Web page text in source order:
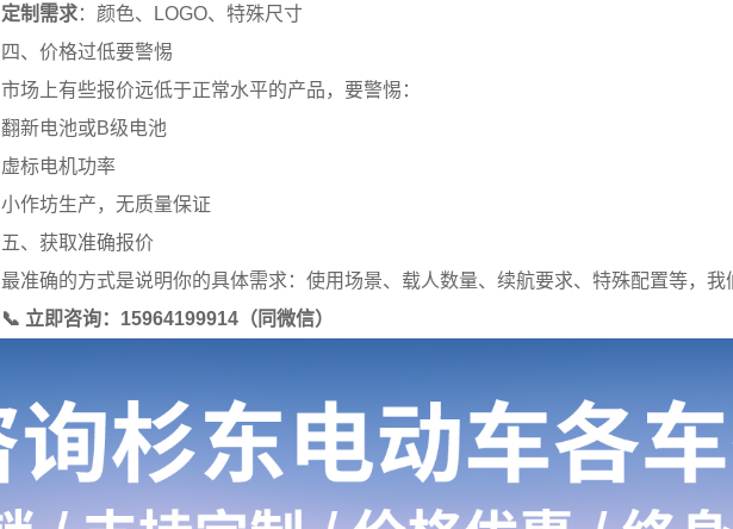
定制需求：颜色、LOGO、特殊尺寸
四、价格过低要警惕
市场上有些报价远低于正常水平的产品，要警惕：
翻新电池或B级电池
虚标电机功率
小作坊生产，无质量保证
五、获取准确报价
最准确的方式是说明你的具体需求：使用场景、载人数量、续航要求、特殊配置等，
📞 立即咨询：15964199914（同微信）